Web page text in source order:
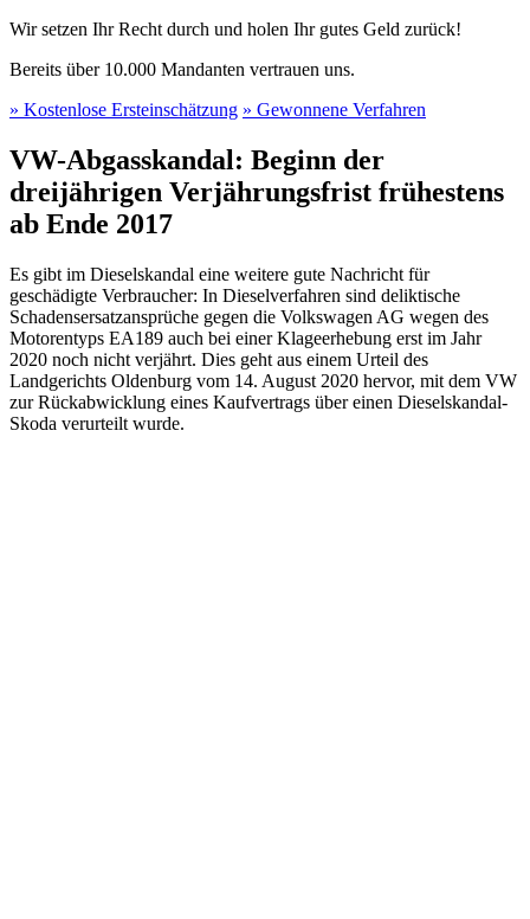
Wir setzen Ihr Recht durch und holen Ihr gutes Geld zurück!
Bereits über 10.000 Mandanten vertrauen uns.
» Kostenlose Ersteinschätzung » Gewonnene Verfahren
VW-Abgasskandal: Beginn der
dreijährigen Verjährungsfrist frühestens
ab Ende 2017
Es gibt im Dieselskandal eine weitere gute Nachricht für
geschädigte Verbraucher: In Dieselverfahren sind deliktische
Schadensersatzansprüche gegen die Volkswagen AG wegen des
Motorentyps EA189 auch bei einer Klageerhebung erst im Jahr
2020 noch nicht verjährt. Dies geht aus einem Urteil des
Landgerichts Oldenburg vom 14. August 2020 hervor, mit dem VW
zur Rückabwicklung eines Kaufvertrags über einen Dieselskandal-
Skoda verurteilt wurde.